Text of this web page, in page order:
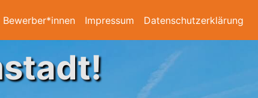
Bewerber*innen Impressum Datenschutzerklärung